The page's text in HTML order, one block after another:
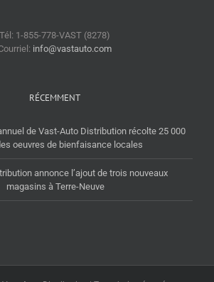
Tél: 1-855-778-VAST (8278)
info@vastauto.com
RÉCEMMENT
de Vast-Auto Distribution récolte 25 000
oeuvres de bienfaisance locales
annonce l’ajout de trois nouveaux
magasins à Terre-Neuve